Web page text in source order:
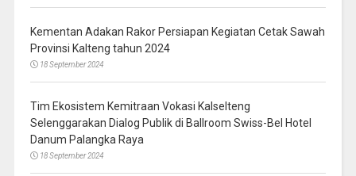
Kementan Adakan Rakor Persiapan Kegiatan Cetak Sawah
Provinsi Kalteng tahun 2024
18 September 2024
Tim Ekosistem Kemitraan Vokasi Kalselteng
Selenggarakan Dialog Publik di Ballroom Swiss-Bel Hotel
Danum Palangka Raya
18 September 2024